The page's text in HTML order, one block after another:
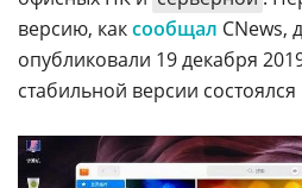
версию, каксообщал CNews,
опубликовали 19 декабря
стабильной версии